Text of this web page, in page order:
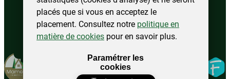
Modifier
mes
préférences
Mamertin. Tous droits réservés.
placés que si vous en acceptez le
placement. Consultez notre politique en
matière de cookies pour en savoir plus.
Paramétrer les
cookies